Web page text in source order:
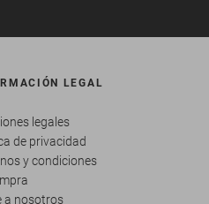
LEGAL
legales
de privacidad
y condiciones
a nosotros